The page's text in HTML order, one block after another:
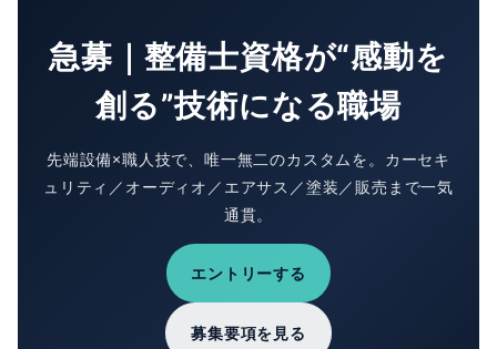
急募｜整備士資格が“感動を
創る”技術になる職場
先端設備×職人技で、唯一無二のカスタムを。カーセキ
ュリティ／オーディオ／エアサス／塗装／販売まで一気
通貫。
エントリーする
募集要項を見る